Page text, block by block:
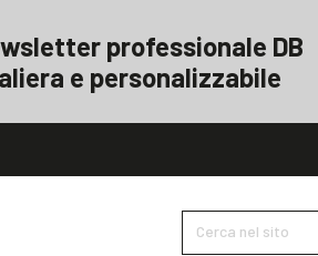
professionale DB
e personalizzabile
Cerca nel sito